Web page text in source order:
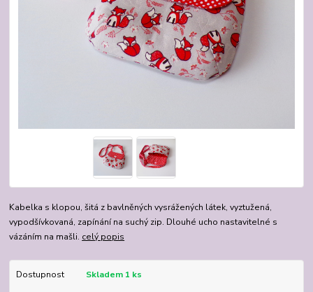
Kabelka s klopou, šitá z bavlněných vysrážených látek, vyztužená,
vypodšívkovaná, zapínání na suchý zip. Dlouhé ucho nastavitelné s
vázáním na mašli. celý popis
Dostupnost Skladem 1 ks